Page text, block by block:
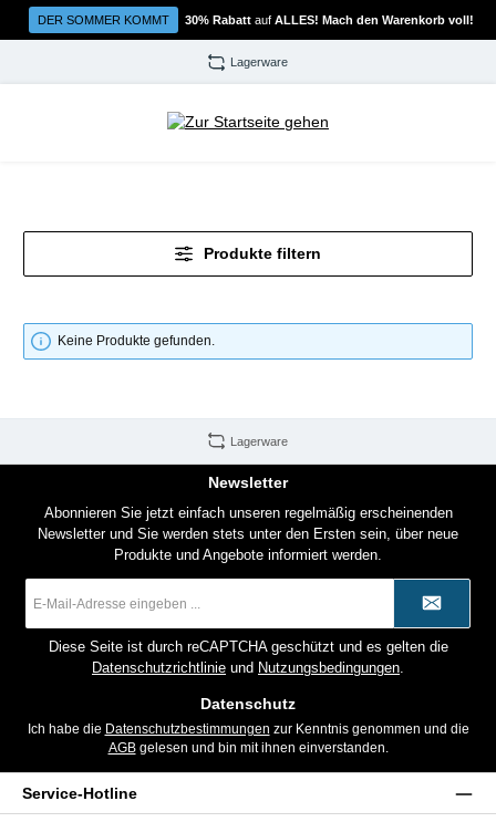
Zum Hauptinhalt springen
DER SOMMER KOMMT 30% Rabatt auf ALLES! Mach den Warenkorb voll!
Lagerware
Produkte filtern
Keine Produkte gefunden.
Lagerware
Newsletter
Abonnieren Sie jetzt einfach unseren regelmäßig erscheinenden
Newsletter und Sie werden stets unter den Ersten sein, über neue
Produkte und Angebote informiert werden.
Mail-
Adresse
Diese Seite ist durch reCAPTCHA geschützt und es gelten die
Datenschutzrichtlinie und Nutzungsbedingungen
Datenschutz
Ich habe die Datenschutzbestimmungen
AGBgelesen und bin mit ihnen einverstanden.
Service-Hotline